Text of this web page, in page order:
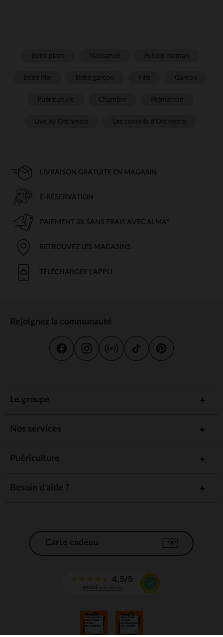
LIVRAISON GRATUITE EN MAGASIN
E-RÉSERVATION
PAIEMENT 3X SANS FRAIS AVEC ALMA*
RETROUVEZ LES MAGASINS
TÉLÉCHARGER L'APPLI
Rejoignez la communauté
Le groupe
Nos services
Puériculture
Besoin d'aide ?
Carte cadeau